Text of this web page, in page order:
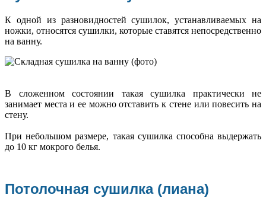
К одной из разновидностей сушилок, устанавливаемых на
ножки, относятся сушилки, которые ставятся непосредственно
на ванну.
В сложенном состоянии такая сушилка практически не
занимает места и ее можно отставить к стене или повесить на
стену.
При небольшом размере, такая сушилка способна выдержать
до 10 кг мокрого белья.
Потолочная сушилка (лиана)